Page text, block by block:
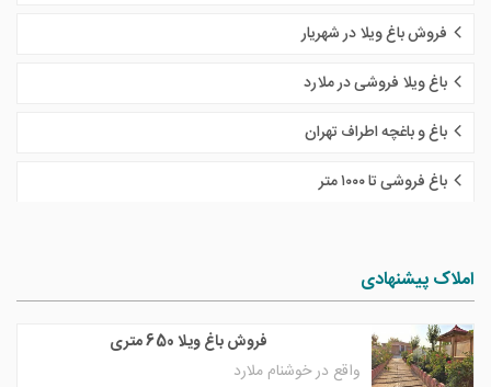
فروش باغ ویلا در شهریار
باغ ویلا فروشی در ملارد
باغ و باغچه اطراف تهران
باغ فروشی تا ١٠٠٠ متر
املاک پیشنهادی
فروش باغ ویلا 650 متری
واقع در خوشنام ملارد